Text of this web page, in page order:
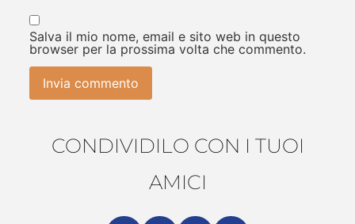
Salva il mio nome, email e sito web in questo
browser per la prossima volta che commento.
CONDIVIDILO CON I TUOI
AMICI